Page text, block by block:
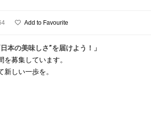
Add to Favourite
本の美味しさ”を届けよう！」
募集しています。
しい一歩を。